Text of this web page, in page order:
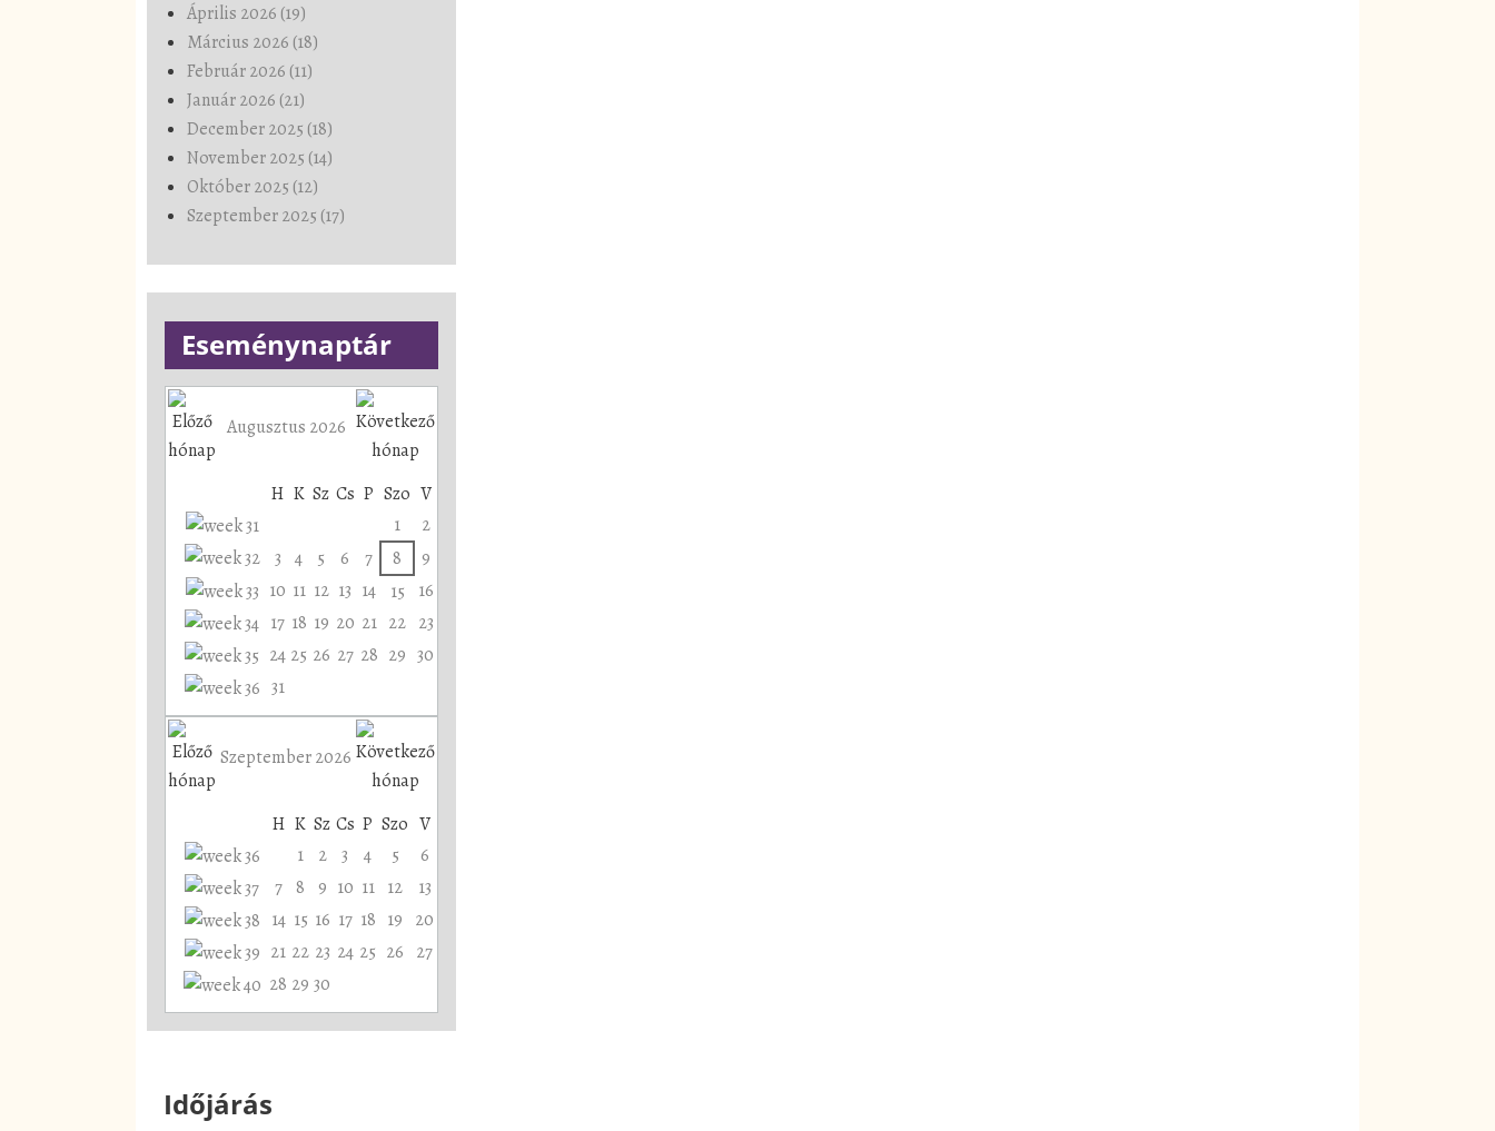
Április 2026 (19)
Március 2026 (18)
Február 2026 (11)
Január 2026 (21)
December 2025 (18)
November 2025 (14)
Október 2025 (12)
Szeptember 2025 (17)
Eseménynaptár
Augusztus 2026
H K Sz Cs P Szo V
1
2
3 4 5 6 7 8
9
10 11 12 13 14 15
16
17 18 19 20 21 22 23
24 25 26 27 28 29 30
31
Szeptember 2026
H K Sz Cs P Szo V
1
2 3 4 5
6
7 8 9 10 11 12
13
14 15 16 17 18 19 20
21 22 23 24 25 26 27
28 29 30
Időjárás